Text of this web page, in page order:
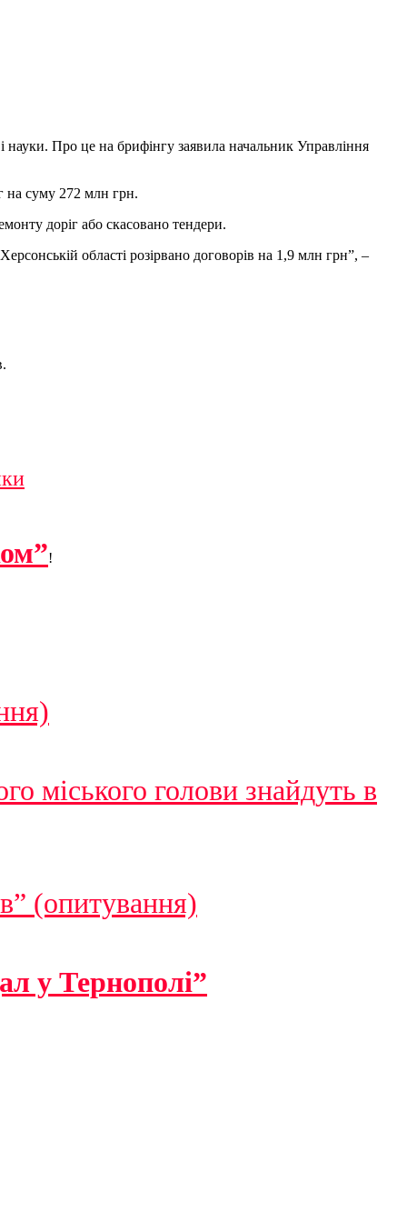
науки. Про це на брифінгу заявила начальник Управління
на суму 272 млн грн.
доріг або скасовано тендери.
області розірвано договорів на 1,9 млн грн”, –
!
міського голови знайдуть в
(опитування)
у Тернополі”